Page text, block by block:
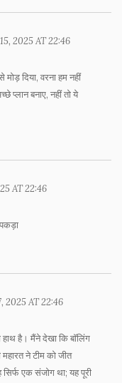
2025 AT 22:46
मोड़ दिया, वरना हम नहीं
प्लान बनाए, नहीं तो ये
AT 22:46
2025 AT 22:46
हाथ है। मैंने देखा कि बॉलिंग
ने टीम को जीत
एक संजोग था; यह पूरी